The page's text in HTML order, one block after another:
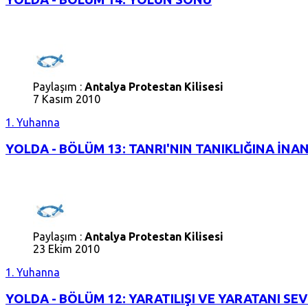
Paylaşım : Antalya Protestan Kilisesi
7 Kasım 2010
1. Yuhanna
YOLDA - BÖLÜM 13: TANRI'NIN TANIKLIĞINA
Paylaşım : Antalya Protestan Kilisesi
23 Ekim 2010
1. Yuhanna
YOLDA - BÖLÜM 12: YARATILIŞI VE YARATANI